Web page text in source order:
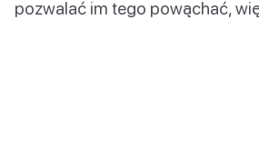
pozwalać im tego powąchać,